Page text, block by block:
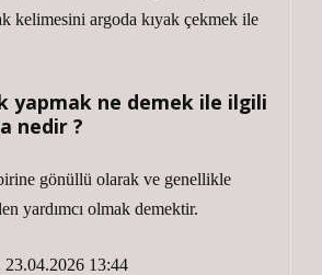
kelimesini argoda kıyak çekmek ile
yapmak ne demek ile ilgili
nedir ?
gönüllü olarak ve genellikle
yardımcı olmak demektir.
23.04.2026 13:44